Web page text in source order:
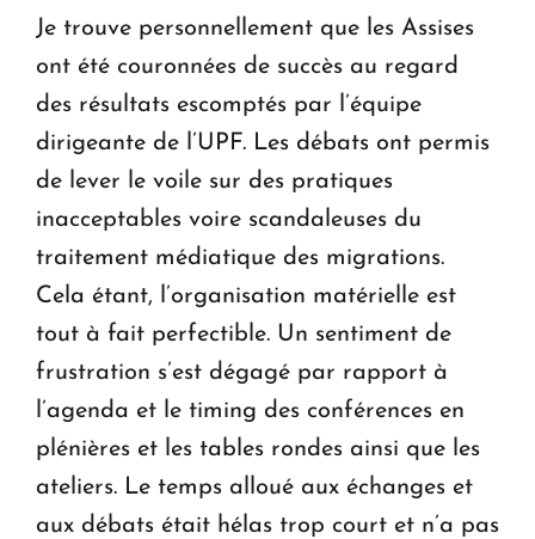
Je trouve personnellement que les Assises
ont été couronnées de succès au regard
des résultats escomptés par l’équipe
dirigeante de l’UPF. Les débats ont permis
de lever le voile sur des pratiques
inacceptables voire scandaleuses du
traitement médiatique des migrations.
Cela étant, l’organisation matérielle est
tout à fait perfectible. Un sentiment de
frustration s’est dégagé par rapport à
l’agenda et le timing des conférences en
plénières et les tables rondes ainsi que les
ateliers. Le temps alloué aux échanges et
aux débats était hélas trop court et n’a pas